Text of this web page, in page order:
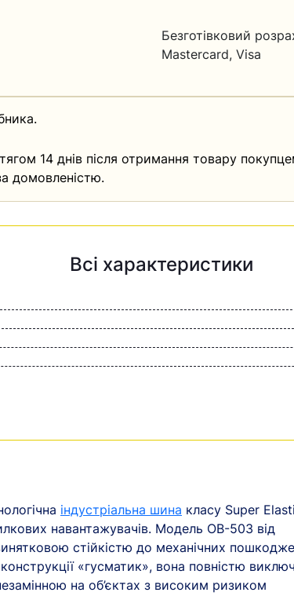
Безготівковий
Mastercard, Visa
14 днів після отримання товару
домовленістю.
Всі характеристики
індустріальна шина класу Super
навантажувачів. Модель OB-503 від
стійкістю до механічних
«гусматик», вона повністю
на об’єктах з високим ризиком